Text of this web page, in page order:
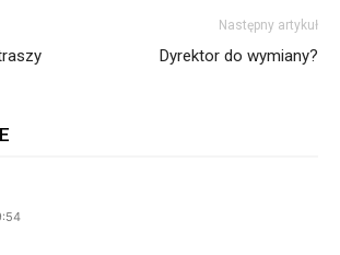
Następny artykuł
Dyrektor do wymiany?